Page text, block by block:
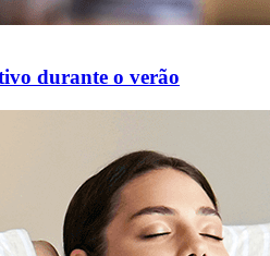
durante o verão